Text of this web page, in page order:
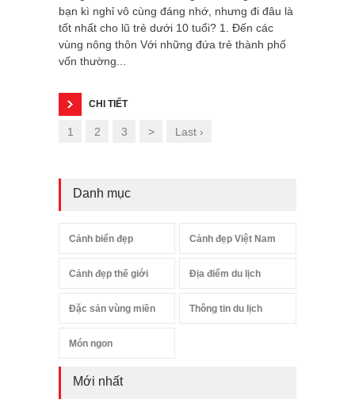
bạn kì nghỉ vô cùng đáng nhớ, nhưng đi đâu là
tốt nhất cho lũ trẻ dưới 10 tuổi? 1. Đến các
vùng nông thôn Với những đứa trẻ thành phố
vốn thường...
CHI TIẾT
1 2 3 > Last ›
Danh mục
Cảnh biển đẹp Cảnh đẹp Việt Nam
Cảnh đẹp thế giới Địa điểm du lịch
Đặc sản vùng miền Thông tin du lịch
Món ngon
Mới nhất